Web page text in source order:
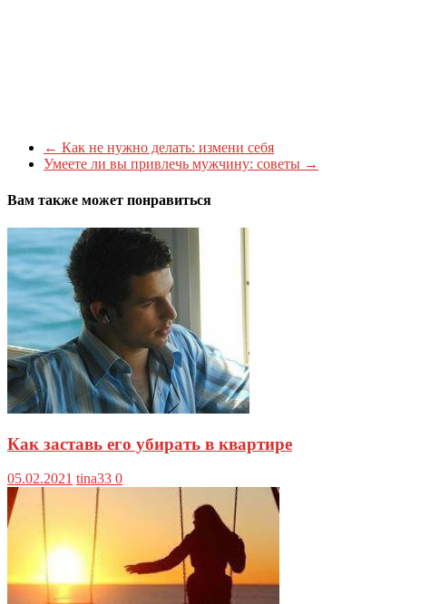
← Как не нужно делать: измени себя
Умеете ли вы привлечь мужчину: советы →
Вам также может понравиться
Как заставь его убирать в квартире
05.02.2021 tina33 0